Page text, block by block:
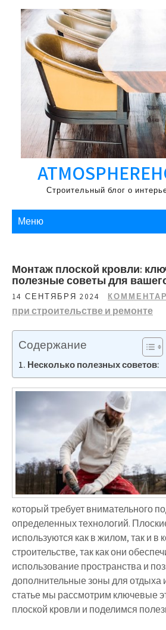
Перейти
содержимому
Строительный блог о
Меню
Монтаж плоской кровли:
полезные советы для
14 СЕНТЯБРЯ 2024
при строительстве и ремонте
Содержание
Несколько полезных советов:
который требует внимательного
определенных технологий.
используются как в жилом, так и в
строительстве, так как они
использование пространства и
дополнительные зоны для отдыха
статье мы рассмотрим ключевые
плоской кровли и поделимся